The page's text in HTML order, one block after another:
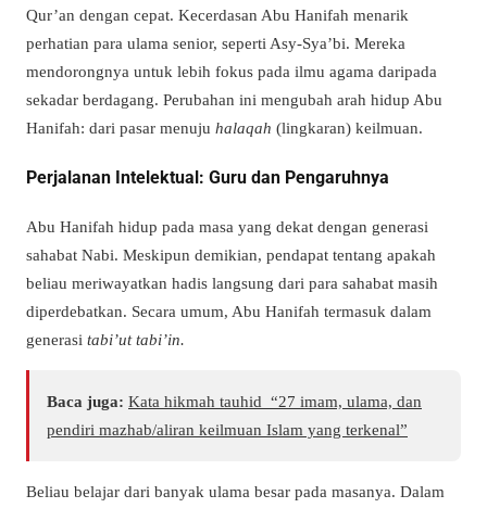
Qur’an dengan cepat. Kecerdasan Abu Hanifah menarik
perhatian para ulama senior, seperti Asy-Sya’bi. Mereka
mendorongnya untuk lebih fokus pada ilmu agama daripada
sekadar berdagang. Perubahan ini mengubah arah hidup Abu
Hanifah: dari pasar menuju halaqah (lingkaran) keilmuan.
Perjalanan Intelektual: Guru dan Pengaruhnya
Abu Hanifah hidup pada masa yang dekat dengan generasi
sahabat Nabi. Meskipun demikian, pendapat tentang apakah
beliau meriwayatkan hadis langsung dari para sahabat masih
diperdebatkan. Secara umum, Abu Hanifah termasuk dalam
generasi tabi’ut tabi’in.
Baca juga: Kata hikmah tauhid “27 imam, ulama, dan
pendiri mazhab/aliran keilmuan Islam yang terkenal”
Beliau belajar dari banyak ulama besar pada masanya. Dalam